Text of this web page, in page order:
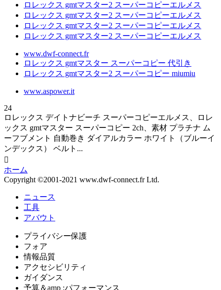
ロレックス gmtマスター2 スーパーコピーエルメス
ロレックス gmtマスター2 スーパーコピーエルメス
ロレックス gmtマスター2 スーパーコピーエルメス
ロレックス gmtマスター2 スーパーコピーエルメス
www.dwf-connect.fr
ロレックス gmtマスター スーパーコピー 代引き
ロレックス gmtマスター2 スーパーコピー miumiu
www.aspower.it
24
ロレックス デイトナビーチ スーパーコピーエルメス、ロレ
ックス gmtマスター スーパーコピー 2ch、素材 プラチナ ム
ーフブメント 自動巻き ダイアルカラー ホワイト（ブルーイ
ンデックス） ベルト...

ホーム
Copyright ©2001-2021 www.dwf-connect.fr Ltd.
ニュース
工具
アバウト
プライバシー保護
フォア
情報品質
アクセシビリティ
ガイダンス
予算＆amp ;パフォーマンス